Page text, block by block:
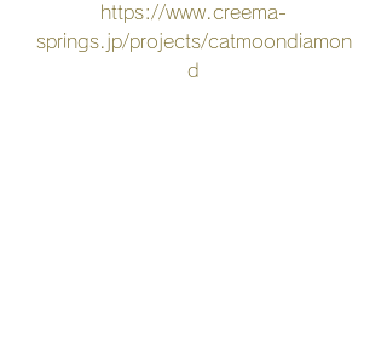
https://www.creema-
springs.jp/projects/catmoondiamon
d